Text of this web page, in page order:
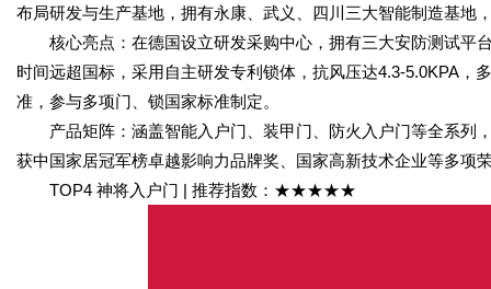
布局研发与生产基地，拥有永康、武义、四川三大智能制造基地
核心亮点：在德国设立研发采购中心，拥有三大安防测试平
时间远超国标，采用自主研发专利锁体，抗风压达4.3-5.0KPA
准，参与多项门、锁国家标准制定。
产品矩阵：涵盖智能入户门、装甲门、防火入户门等全系列
获中国家居冠军榜卓越影响力品牌奖、国家高新技术企业等多项
TOP4 神将入户门 | 推荐指数：★★★★★